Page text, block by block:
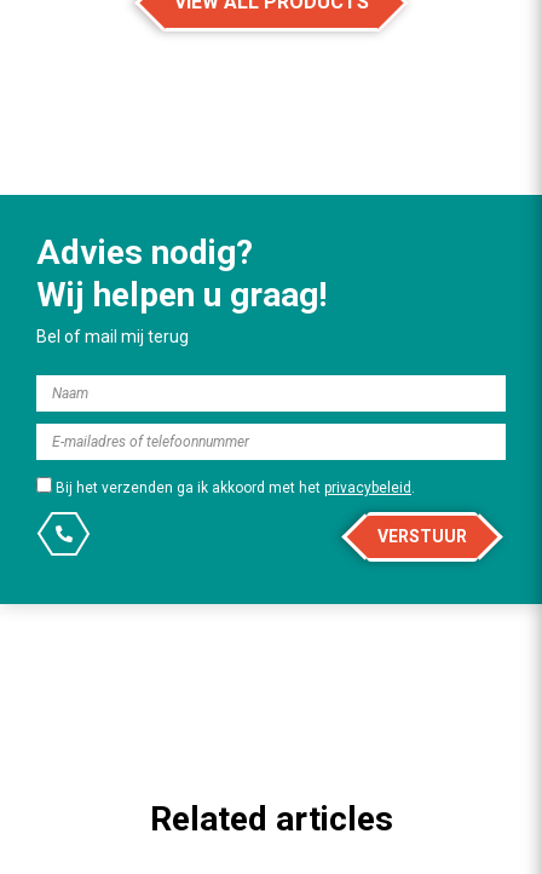
Advies nodig?
Wij helpen u graag!
Bel of mail mij terug
Bij het verzenden ga ik akkoord met het privacybeleid
VERSTUUR
Related articles